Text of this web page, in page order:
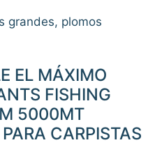
grandes, plomos
EL MÁXIMO
FISHING
5000MT
CARPISTAS